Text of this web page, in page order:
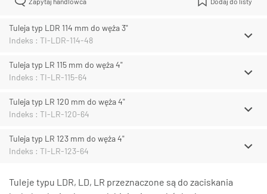
Tuleja typ LDR 114 mm do węża 3"
Indeks : TI-LDR-114-48
Tuleja typ LR 115 mm do węża 4"
Indeks : TI-LR-115-64
Tuleja typ LR 120 mm do węża 4"
Indeks : TI-LR-120-64
Tuleja typ LR 123 mm do węża 4"
Indeks : TI-LR-123-64
Tuleje typu LDR, LD, LR przeznaczone są do zaciskania